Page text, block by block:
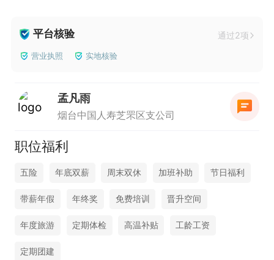
平台核验 通过2项
营业执照 实地核验
孟凡雨
烟台中国人寿芝罘区支公司
职位福利
五险 年底双薪 周末双休 加班补助 节日福利
带薪年假 年终奖 免费培训 晋升空间
年度旅游 定期体检 高温补贴 工龄工资
定期团建